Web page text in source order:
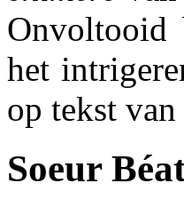
Onvoltooid
het
op tekst
Soeur